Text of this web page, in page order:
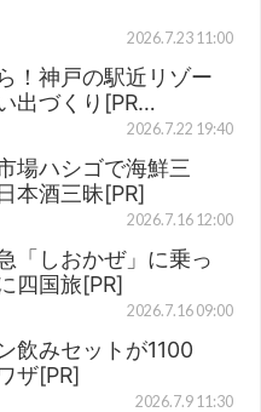
2026.7.23 11:00
！神戸の駅近リゾー
出づくり[PR…
2026.7.22 19:40
場ハシゴで海鮮三
本酒三昧[PR]
2026.7.16 12:00
「しおかぜ」に乗っ
四国旅[PR]
2026.7.16 09:00
飲みセットが1100
ザ[PR]
2026.7.9 11:30